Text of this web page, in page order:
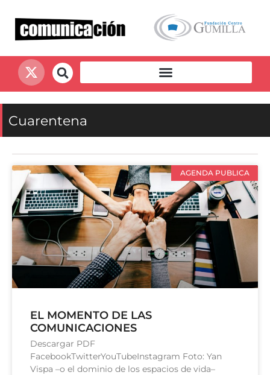
Cuarentena
AGENDA PUBLICA
EL MOMENTO DE LAS
COMUNICACIONES
Descargar PDF
FacebookTwitterYouTubeInstagram Foto: Yan
Vispa –o el dominio de los espacios de vida–